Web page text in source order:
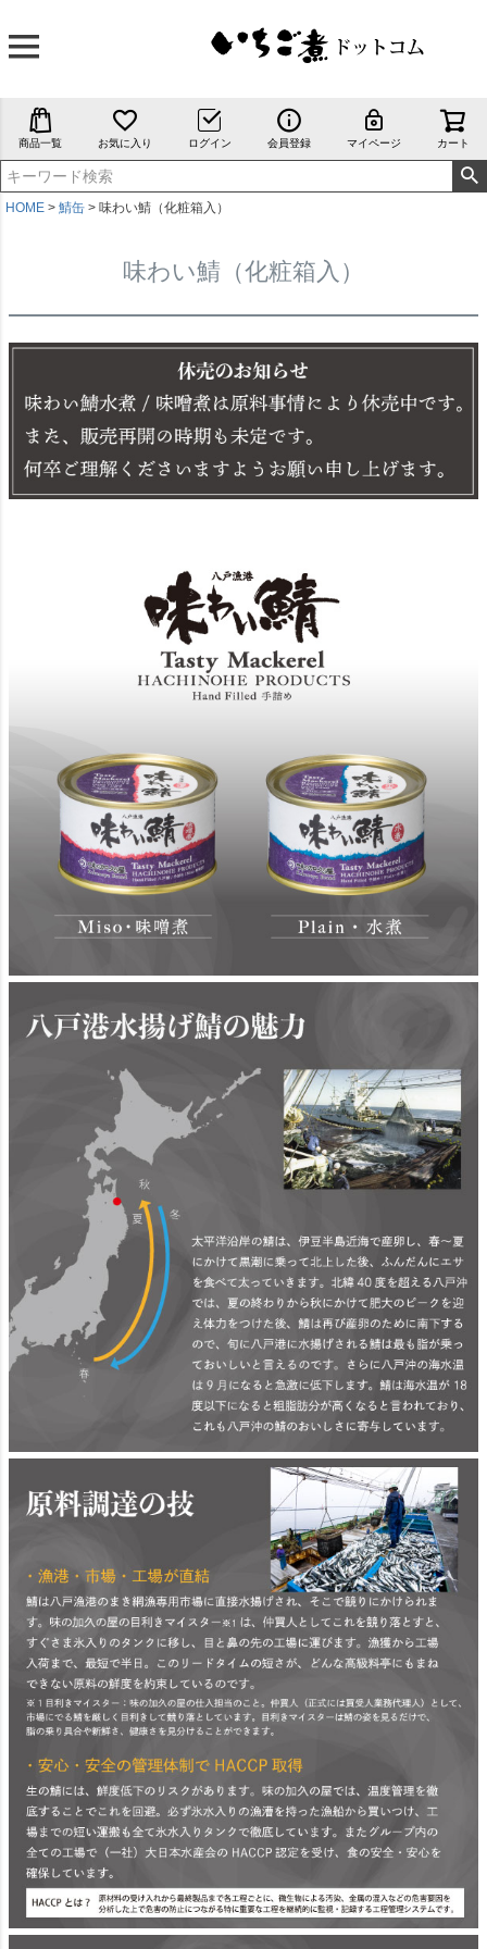
商品一覧 お気に入り ログイン 会員登録 マイページ カート
HOME 鯖缶 味わい鯖（化粧箱入）
味わい鯖（化粧箱入）